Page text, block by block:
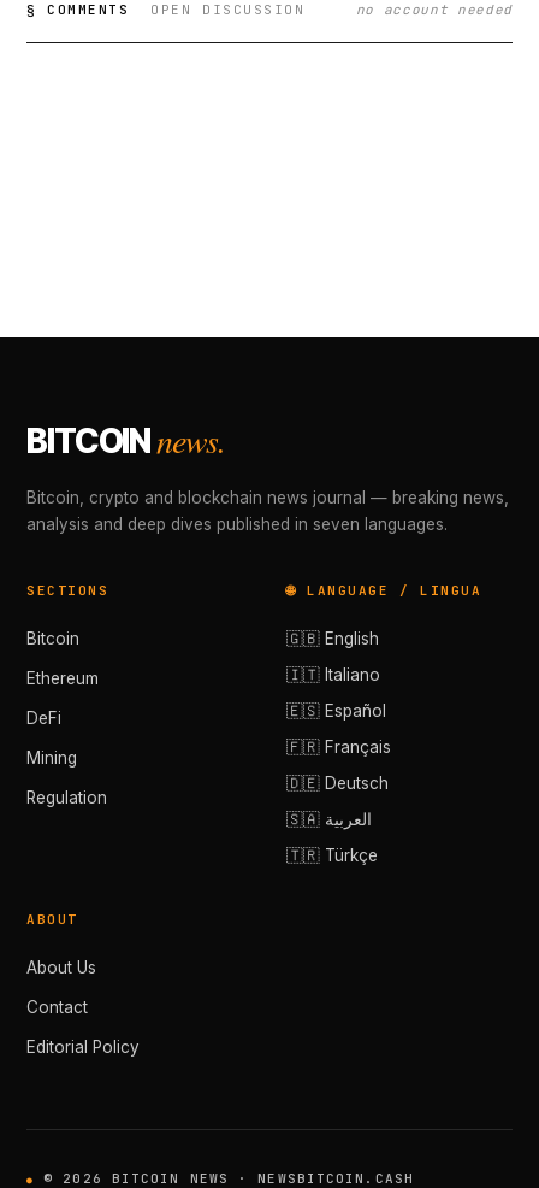
§ COMMENTS OPEN DISCUSSION no account needed
BITCOINnews.
Bitcoin, crypto and blockchain news journal — breaking news,
analysis and deep dives published in seven languages.
SECTIONS
Bitcoin
Ethereum
DeFi
Mining
Regulation
🌐 LANGUAGE / LINGUA
🇬🇧 English
🇮🇹 Italiano
🇪🇸 Español
🇫🇷 Français
🇩🇪 Deutsch
🇸🇦 العربية
🇹🇷 Türkçe
ABOUT
About Us
Contact
Editorial Policy
© 2026 BITCOIN NEWS · NEWSBITCOIN.CASH